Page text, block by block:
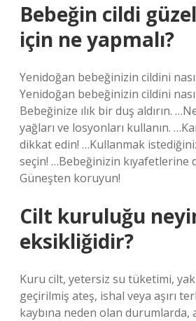
Bebeğin cildi
için ne yapmalı?
Yenidoğan bebeğinizin cildini
Yenidoğan bebeğinizin cildini
Bebeğinize ılık bir duş aldırın.
yağları ve losyonları kullanın.
dikkat edin! …Kullanmak
seçin! …Bebeğinizin kıyafetlerine
Güneşten koruyun!
Cilt kuruluğu
eksikliğidir?
Kuru cilt, yetersiz su tüketimi,
geçirilmiş ateş, ishal veya aşırı
kaybına neden olan durumlarda,